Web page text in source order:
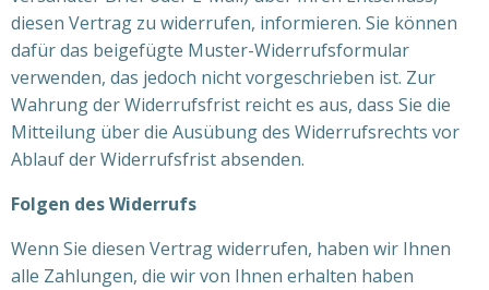
diesen Vertrag zu widerrufen, informieren. Sie können
dafür das beigefügte Muster-Widerrufsformular
verwenden, das jedoch nicht vorgeschrieben ist. Zur
Wahrung der Widerrufsfrist reicht es aus, dass Sie die
Mitteilung über die Ausübung des Widerrufsrechts vor
Ablauf der Widerrufsfrist absenden.
Folgen des Widerrufs
Wenn Sie diesen Vertrag widerrufen, haben wir Ihnen
alle Zahlungen, die wir von Ihnen erhalten haben